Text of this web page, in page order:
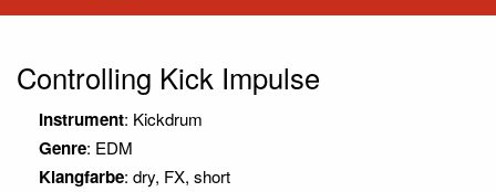
Controlling Kick Impulse
Instrument: Kickdrum
Genre: EDM
Klangfarbe: dry, FX, short